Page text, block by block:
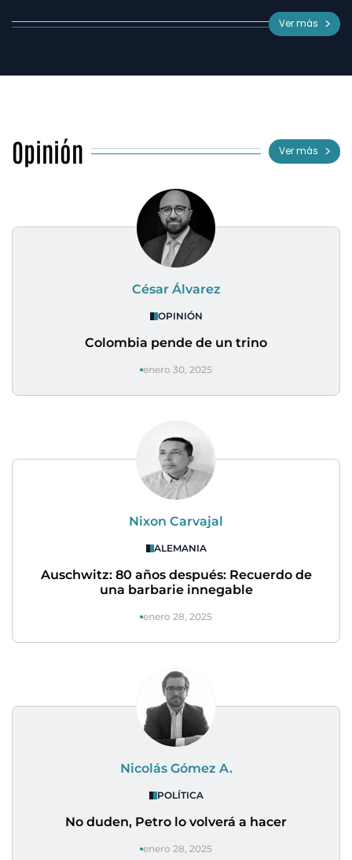
Ver más
Opinión Ver más
César Álvarez
OPINIÓN
Colombia pende de un trino
enero 30, 2025
Nixon Carvajal
ALEMANIA
Auschwitz: 80 años después: Recuerdo de
una barbarie innegable
enero 28, 2025
Nicolás Gómez A.
POLÍTICA
No duden, Petro lo volverá a hacer
enero 28, 2025